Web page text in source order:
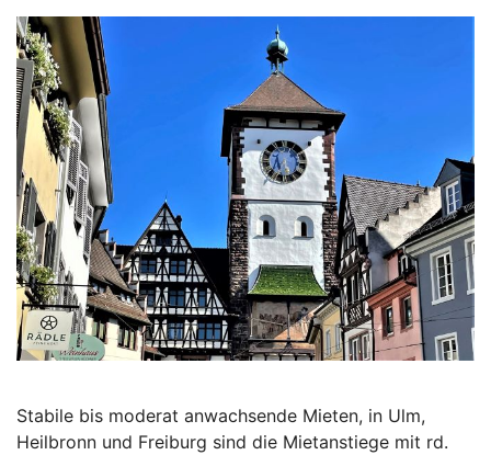
Stabile bis moderat anwachsende Mieten, in Ulm,
Heilbronn und Freiburg sind die Mietanstiege mit rd.